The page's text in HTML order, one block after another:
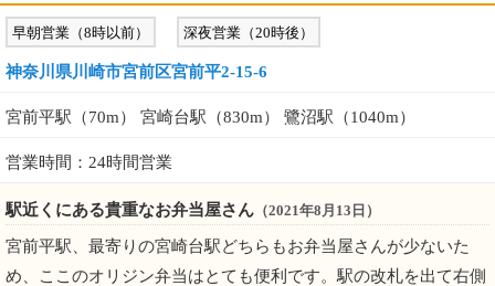
早朝営業（8時以前） 深夜営業（20時後）
神奈川県川崎市宮前区宮前平2-15-6
宮前平駅（70m） 宮崎台駅（830m） 鷺沼駅（1040m）
営業時間：24時間営業
駅近くにある貴重なお弁当屋さん （2021年8月13日）
宮前平駅、最寄りの宮崎台駅どちらもお弁当屋さんが少ないた
め、ここのオリジン弁当はとても便利です。駅の改札を出て右側